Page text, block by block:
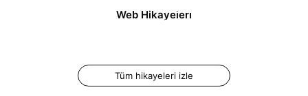
Web Hikayeleriİnstagram Reels
Süresi Kaç Dakika?
Tüm hikayeleri izle